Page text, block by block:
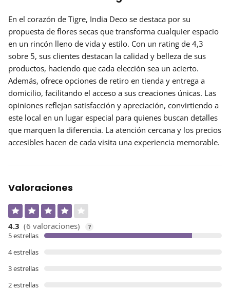
En el corazón de Tigre, India Deco se destaca por su
propuesta de flores secas que transforma cualquier espacio
en un rincón lleno de vida y estilo. Con un rating de 4,3
sobre 5, sus clientes destacan la calidad y belleza de sus
productos, haciendo que cada elección sea un acierto.
Además, ofrece opciones de retiro en tienda y entrega a
domicilio, facilitando el acceso a sus creaciones únicas. Las
opiniones reflejan satisfacción y apreciación, convirtiendo a
este local en un lugar especial para quienes buscan detalles
que marquen la diferencia. La atención cercana y los precios
accesibles hacen de cada visita una experiencia memorable.
Valoraciones
4.3 (6 valoraciones) ?
5 estrellas
4 estrellas
3 estrellas
2 estrellas